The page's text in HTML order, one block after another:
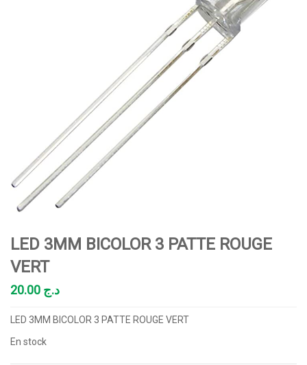
LED 3MM BICOLOR 3 PATTE ROUGE
VERT
د.ج
LED 3MM BICOLOR 3 PATTE ROUGE VERT
En stock